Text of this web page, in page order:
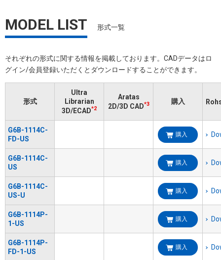
MODEL LIST 形式一覧
それぞれの形式に関する情報を掲載しております。​CADデータはロ
グイン/会員登録いただくと​ダウンロードすることができます。
形式
Ultra
Librarian
3D/ECAD*2
Aratas
2D/3D CAD*3 購入
G6B-1114C-
FD-US
購入
G6B-1114C-
US
購入
G6B-1114C-
US-U
購入
G6B-1114P-
1-US
購入
G6B-1114P-
FD-1-US
購入